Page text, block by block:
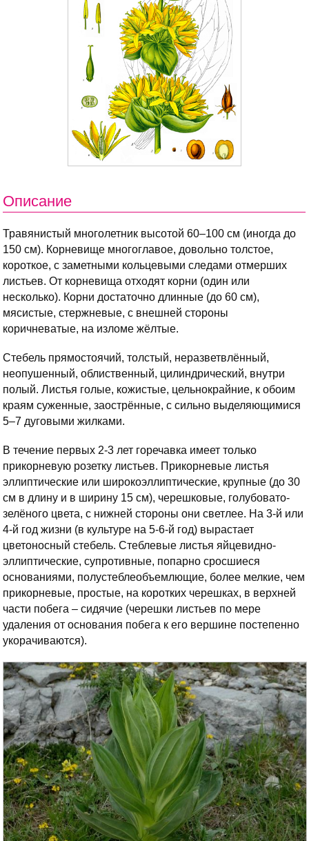
Описание
Травянистый многолетник высотой 60–100 см (иногда до
150 см). Корневище многоглавое, довольно толстое,
короткое, с заметными кольцевыми следами отмерших
листьев. От корневища отходят корни (один или
несколько). Корни достаточно длинные (до 60 см),
мясистые, стержневые, с внешней стороны
коричневатые, на изломе жёлтые.
Стебель прямостоячий, толстый, неразветвлённый,
неопушенный, облиственный, цилиндрический, внутри
полый. Листья голые, кожистые, цельнокрайние, к обоим
краям суженные, заострённые, с сильно выделяющимися
5–7 дуговыми жилками.
В течение первых 2-3 лет горечавка имеет только
прикорневую розетку листьев. Прикорневые листья
эллиптические или широкоэллиптические, крупные (до 30
см в длину и в ширину 15 см), черешковые, голубовато-
зелёного цвета, с нижней стороны они светлее. На 3-й или
4-й год жизни (в культуре на 5-6-й год) вырастает
цветоносный стебель. Стеблевые листья яйцевидно-
эллиптические, супротивные, попарно сросшиеся
основаниями, полустеблеобъемлющие, более мелкие, чем
прикорневые, простые, на коротких черешках, в верхней
части побега – сидячие (черешки листьев по мере
удаления от основания побега к его вершине постепенно
укорачиваются).